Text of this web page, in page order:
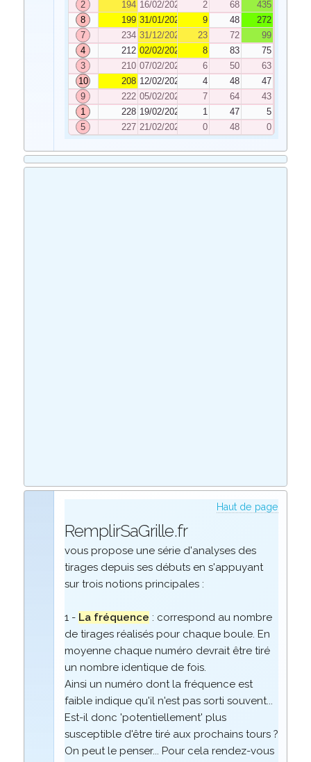
2
194 16/02/2022 2 68
435
8
199 31/01/2022 9 48
272
7
234 31/12/2021 23 72
99
4
212 02/02/2022 8 83
75
3
210 07/02/2022 6 50
63
10
208 12/02/2022 4 48
47
9
222 05/02/2022 7 64
43
1
228 19/02/2022 1 47
5
5
227 21/02/2022 0 48 0
Haut de page
RemplirSaGrille.fr
vous propose une série d'analyses des
tirages depuis ses débuts en s'appuyant
sur trois notions principales :
1 - La fréquence : correspond au nombre
de tirages réalisés pour chaque boule. En
moyenne chaque numéro devrait être tiré
un nombre identique de fois.
Ainsi un numéro dont la fréquence est
faible indique qu'il n'est pas sorti souvent...
Est-il donc 'potentiellement' plus
susceptible d'être tiré aux prochains tours ?
On peut le penser... Pour cela rendez-vous